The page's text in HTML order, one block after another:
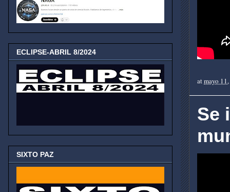
atmayo
Se
ECLIPSE-ABRIL 8/2024
SIXTO PAZ